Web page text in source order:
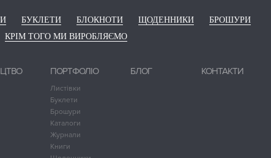
БУКЛЕТИ БЛОКНОТИ ЩОДЕННИКИ
БРОШУРИ
КРІМ ТОГО МИ ВИРОБЛЯЄМО
ПОРТФОЛІО
Листівки
Буклети
Брошури
Каталоги
Журнали
Книги
БЛОГ КОНТАКТИ